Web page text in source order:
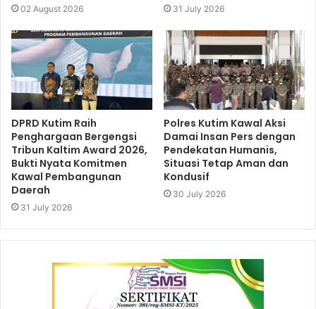
02 August 2026 31 July 2026
DPRD Kutim Raih
Penghargaan Bergengsi
Tribun Kaltim Award 2026,
Bukti Nyata Komitmen
Kawal Pembangunan
Daerah
31 July 2026
Polres Kutim Kawal Aksi
Damai Insan Pers dengan
Pendekatan Humanis,
Situasi Tetap Aman dan
Kondusif
30 July 2026